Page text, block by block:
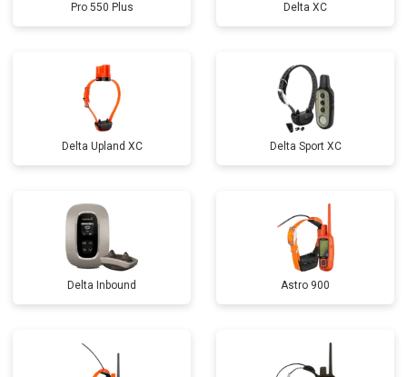
Pro 550 Plus Delta XC
Delta Upland XC Delta Sport XC
Delta Inbound Astro 900